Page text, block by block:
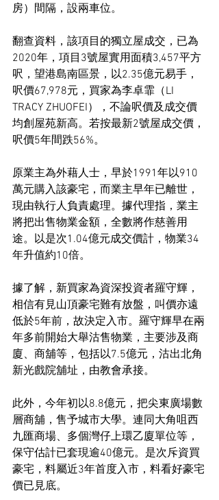
房）間隔，設兩車位。
翻查資料，該項目的獨立屋成交，已為
2020年，項目3號屋實用面積3,457平方
呎，望港島南區景，以2.35億元易手，
呎價67,978元，買家為李卓霏（LI
TRACY ZHUOFEI），不論呎價及成交價
均創屋苑新高。若按最新2號屋成交價，
呎價5年間跌56%。
原業主為外藉人士，早於1991年以910
萬元購入該豪宅，而業主早年已離世，
現由執行人負責處理。據代理指，業主
將把出售物業金額，全數將作慈善用
途。以是次1.04億元成交價計，物業34
年升值約10倍。
據了解，新買家為資深投資者羅守輝，
相信有見山頂豪宅難有放盤，叫價亦遠
低於5年前，故決定入市。羅守輝早在兩
年多前開始大舉沽售物業，主要涉及商
廈、商舖等，包括以7.5億元，沽出北角
新光戲院舖址，由教會承接。
此外，今年初以8.8億元，把尖東廣場數
層商舖，售予城市大學。連同大角咀西
九匯商場、多個灣仔上環乙廈單位等，
保守估計已套現逾40億元。是次斥資買
豪宅，料屬近3年首度入市，料看好豪宅
價已見底。